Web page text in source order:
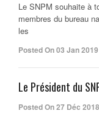
Le SNPM souhaite à
membres du bureau
les
Posted On 03 Jan 2019
Le Président du
Posted On 27 Déc 2018